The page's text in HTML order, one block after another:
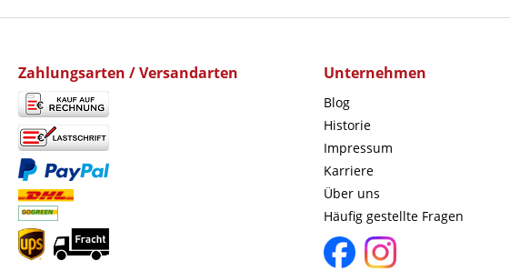
Zahlungsarten / Versandarten Unternehmen
Blog
Historie
Impressum
Karriere
Über uns
Häufig gestellte Fragen